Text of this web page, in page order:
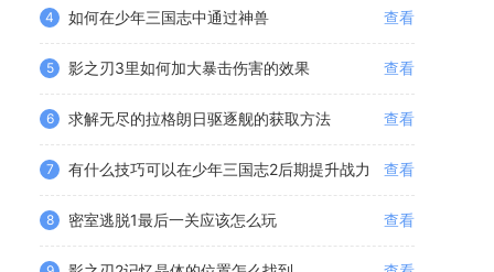
4 如何在少年三国志中通过神兽 查看
5 影之刃3里如何加大暴击伤害的效果 查看
6 求解无尽的拉格朗日驱逐舰的获取方法 查看
7 有什么技巧可以在少年三国志2后期提升战力 查看
8 密室逃脱1最后一关应该怎么玩 查看